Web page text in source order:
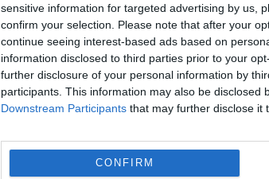
sensitive information for targeted advertising by us,
confirm your selection. Please note that after your
continue seeing interest-based ads based on
information disclosed to third parties prior to your
further disclosure of your personal information by
participants. This information may also be disclosed
Downstream Participants that may further disclose it
CONFIRM